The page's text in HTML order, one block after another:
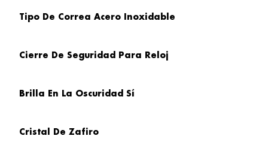
Tipo De Correa Acero Inoxidable
Cierre De Seguridad Para Reloj
Brilla En La Oscuridad Sí
Cristal De Zafiro